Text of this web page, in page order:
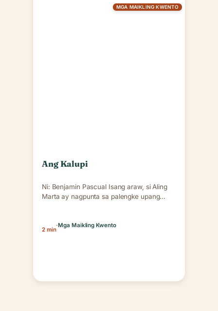
MGA MAIKLING KWENTO
Ang Kalupi
Ni: Benjamin Pascual Isang araw, si Aling
Marta ay nagpunta sa palengke upang
2 min
·Mga Maikling Kwento